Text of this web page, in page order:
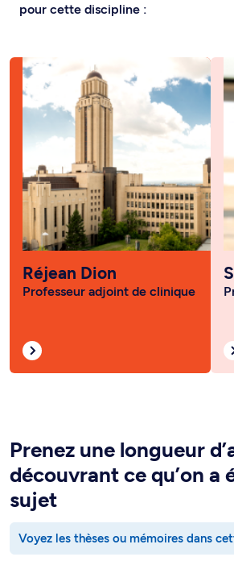
pour cette discipline :
Réjean Dion
Professeur adjoint de clinique
Prenez une longueur
découvrant ce qu’on a
sujet
Voyez les thèses ou mémoires dans